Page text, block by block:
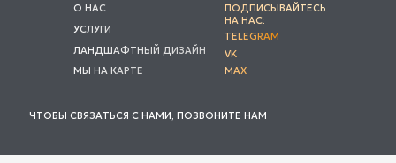
ПОДПИСЫВАЙТЕСЬ
НА НАС:
VK
MAX
TELEGRAM
МЫ НА КАРТЕ
ЛАНДШАФТНЫЙ ДИЗАЙН
УСЛУГИ
О НАС
ЧТОБЫ СВЯЗАТЬСЯ С НАМИ, ПОЗВОНИТЕ НАМ